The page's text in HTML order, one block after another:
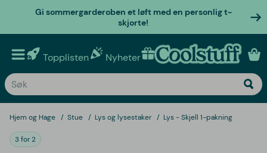
Gi sommergarderoben et løft med en personlig t-
skjorte!
Topplisten Nyheter Personlige gaver
Hjem og Hage Stue Lys og lysestaker Lys - Skjell 1-pakning
3 for 2